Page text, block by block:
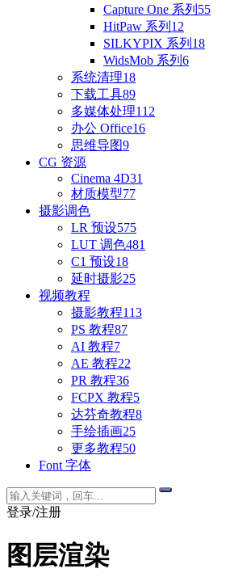
Capture One 系列 55
HitPaw 系列 12
SILKYPIX 系列 18
WidsMob 系列 6
系统清理18
下载工具89
多媒体处理112
办公 Office16
思维导图9
CG 资源
Cinema 4D31
材质模型77
摄影调色
LR 预设575
LUT 调色481
C1 预设18
延时摄影25
视频教程
摄影教程113
PS 教程87
AI 教程7
AE 教程22
PR 教程36
FCPX 教程5
达芬奇教程8
手绘插画25
更多教程50
Font 字体
登录/注册
图层渲染